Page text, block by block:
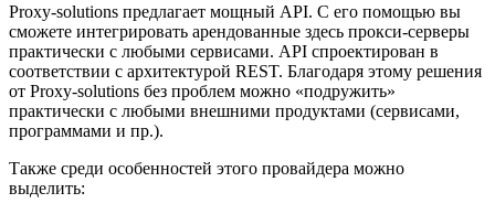
Proxy-solutions предлагает мощный API. С его помощью вы
сможете интегрировать арендованные здесь прокси-серверы
практически с любыми сервисами. API спроектирован в
соответствии с архитектурой REST. Благодаря этому решения
от Proxy-solutions без проблем можно «подружить»
практически с любыми внешними продуктами (сервисами,
программами и пр.).
Также среди особенностей этого провайдера можно
выделить: